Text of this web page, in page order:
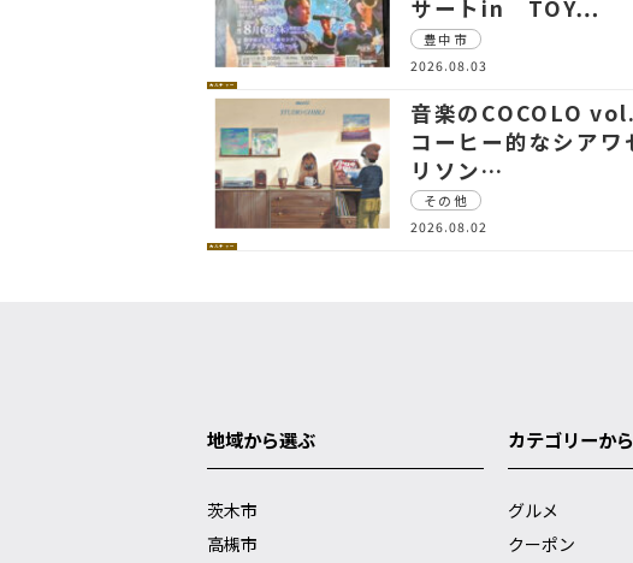
カルチャー
サートin TOY…
豊中市
2026.08.03
カルチャー
音楽のCOCOLO
コーヒー的なシアワ
リソン…
その他
2026.08.02
地域から選ぶ
茨木市
高槻市
カテゴリーか
グルメ
クーポン